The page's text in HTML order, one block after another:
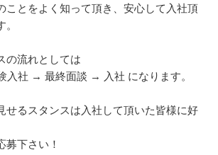
ことをよく知って頂き、安心して入社頂
の流れとしては
社 → 最終面談 → 入社 になります。
せるスタンスは入社して頂いた皆様に好
募下さい！